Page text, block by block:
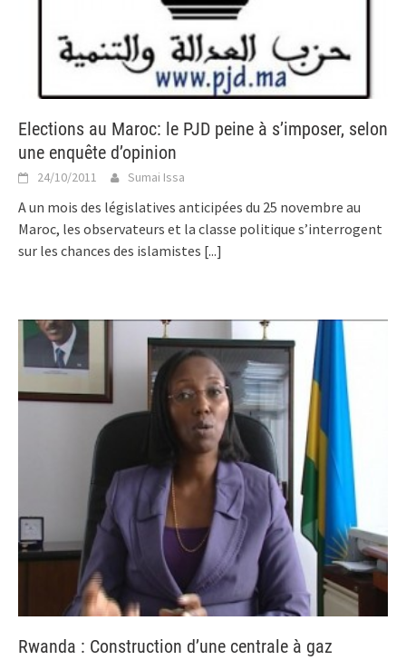
Elections au Maroc: le PJD peine à s’imposer, selon
une enquête d’opinion
24/10/2011 Sumai Issa
A un mois des législatives anticipées du 25 novembre au
Maroc, les observateurs et la classe politique s’interrogent
sur les chances des islamistes [...]
Rwanda : Construction d’une centrale à gaz